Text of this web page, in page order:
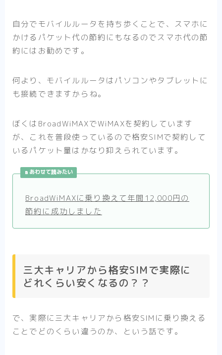
自分でモバイルルータを持ち歩くことで、スマホに
かけるパケット代の節約にもなるのでスマホ代の節
約にはお勧めです。
何より、モバイルルータはパソコンやタブレットに
も接続できますからね。
ぼくはBroadWiMAXでWiMAXを契約しています
が、これを普段使っているので格安SIMで契約して
いるパケット量はかなり抑えられています。
あわせて読みたい
BroadWiMAXに乗り換えて年間12,000円の
節約に成功しました
三大キャリアから格安SIMで実際に
どれくらい安くなるの？？
で、実際に三大キャリアから格安SIMに乗り換える
ことでどのくらい違うのか、という話です。